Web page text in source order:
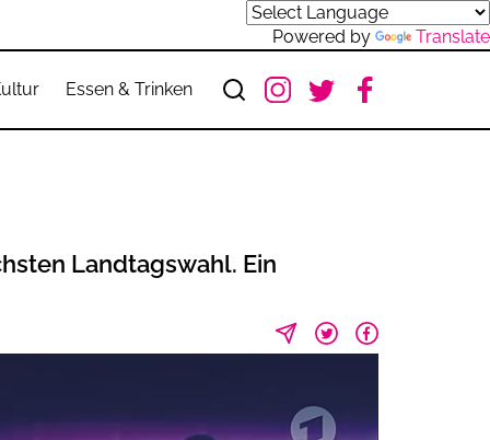
Powered by Translate
Essen & Trinken
Landtagswahl. Ein